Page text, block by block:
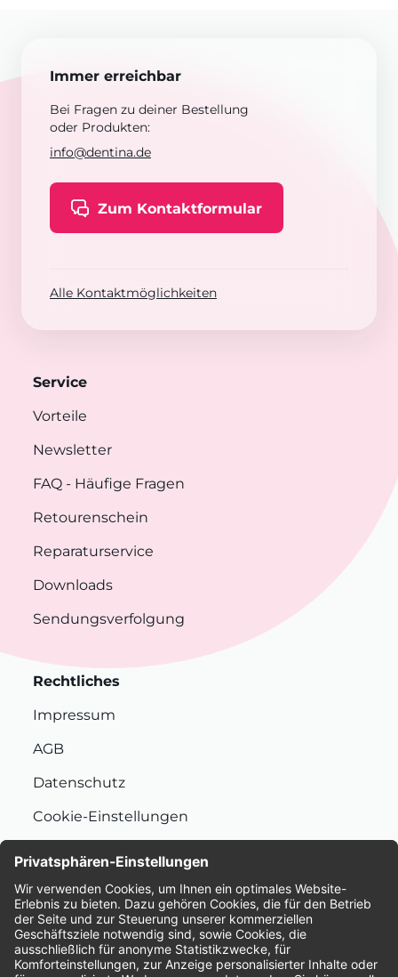
Immer erreichbar
Bei Fragen zu deiner Bestellung
oder Produkten:
info@dentina.de
Zum Kontaktformular
Alle Kontaktmöglichkeiten
Service
Vorteile
Newsletter
FAQ - Häufige Fragen
Retourenschein
Reparaturservice
Downloads
Sendungsverfolgung
Rechtliches
Impressum
AGB
Datenschutz
Cookie-Einstellungen
Bewertungen